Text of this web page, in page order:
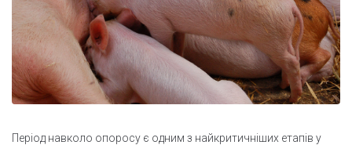
Період навколо опоросу є одним з найкритичніших етапів у